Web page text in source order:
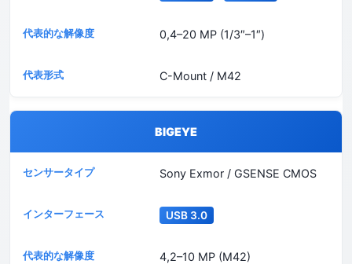
0,4–20 MP (1/3″–1″)
C-Mount / M42
BIGEYE
Sony Exmor / GSENSE CMOS
USB 3.0
4,2–10 MP (M42)